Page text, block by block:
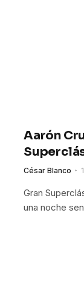
Aarón
César Blanco
Gran
una noche